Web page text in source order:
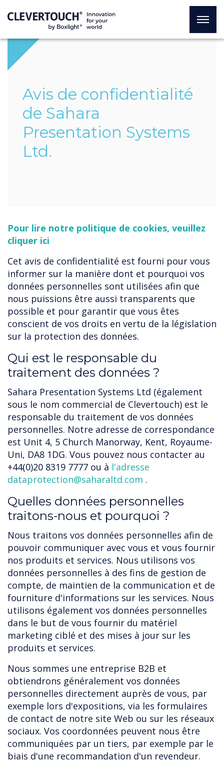
Avis de confidentialité
de Sahara
Presentation Systems
Ltd.
Pour lire notre politique de cookies, veuillez
cliquer ici
Cet avis de confidentialité est fourni pour vous
informer sur la manière dont et pourquoi vos
données personnelles sont utilisées afin que
nous puissions être aussi transparents que
possible et pour garantir que vous êtes
conscient de vos droits en vertu de la législation
sur la protection des données.
Qui est le responsable du
traitement des données ?
Sahara Presentation Systems Ltd (également
sous le nom commercial de Clevertouch) est le
responsable du traitement de vos données
personnelles. Notre adresse de correspondance
est Unit 4, 5 Church Manorway, Kent, Royaume-
Uni, DA8 1DG. Vous pouvez nous contacter au
+44(0)20 8319 7777 ou à l'adresse
dataprotection@saharaltd.com .
Quelles données personnelles
traitons-nous et pourquoi ?
Nous traitons vos données personnelles afin de
pouvoir communiquer avec vous et vous fournir
nos produits et services. Nous utilisons vos
données personnelles à des fins de gestion de
compte, de maintien de la communication et de
fourniture d'informations sur les services. Nous
utilisons également vos données personnelles
dans le but de vous fournir du matériel
marketing ciblé et des mises à jour sur les
produits et services.
Nous sommes une entreprise B2B et
obtiendrons généralement vos données
personnelles directement auprès de vous, par
exemple lors d'expositions, via les formulaires
de contact de notre site Web ou sur les réseaux
sociaux. Vos coordonnées peuvent nous être
communiquées par un tiers, par exemple par le
biais d'une recommandation d'un revendeur.